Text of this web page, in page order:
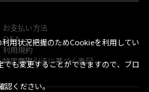
お支払い方法
Q&A
利用規約
特定商取引法に基づく表記
用状況把握のためCookieを利用してい
も変更することができますので、ブロ
認ください。